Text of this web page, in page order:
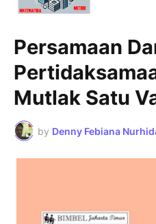
Persamaan
Mutlak Satu
by Denny Febiana